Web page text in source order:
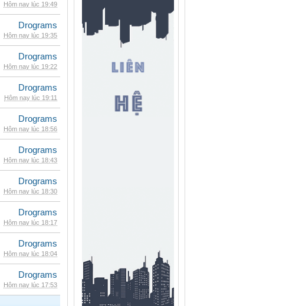
Hôm nay lúc 19:49
Drograms
Hôm nay lúc 19:35
Drograms
Hôm nay lúc 19:22
Drograms
Hôm nay lúc 19:11
Drograms
Hôm nay lúc 18:56
Drograms
Hôm nay lúc 18:43
Drograms
Hôm nay lúc 18:30
Drograms
Hôm nay lúc 18:17
Drograms
Hôm nay lúc 18:04
Drograms
Hôm nay lúc 17:53